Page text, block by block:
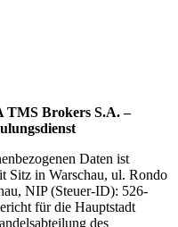
TMS Brokers S.A. –
Daten ist
in Warschau, ul. Rondo
NIP (Steuer-ID): 526-
für die Hauptstadt
des